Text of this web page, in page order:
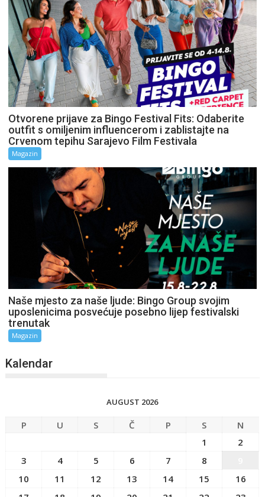
Otvorene prijave za Bingo Festival Fits: Odaberite
outfit s omiljenim influencerom i zablistajte na
Crvenom tepihu Sarajevo Film Festivala
Magazin
Naše mjesto za naše ljude: Bingo Group svojim
uposlenicima posvećuje posebno lijep festivalski
trenutak
Magazin
Kalendar
AUGUST 2026
P U S Č P S
N
1
2
3
4 5 6 7 8
10
11 12 13 14 15
16